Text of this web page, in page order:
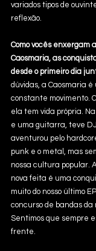
variados tipos de
reflexão.
Como vocês enxergam
Caosmaria, as
desde o primeiro dia
dúvidas, a Caosmaria
constante movimento.
ela tem vida própria.
e uma guitarra, teve
aventurou pelo
punk e o metal, mas
nossa cultura popular.
nova feita é uma
muito do nosso último
concurso de bandas da
Sentimos que sempre
frente.